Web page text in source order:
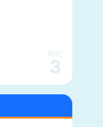
网站
3